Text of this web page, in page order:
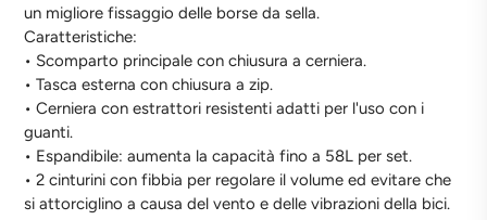
un migliore fissaggio delle borse da sella.
Caratteristiche:
• Scomparto principale con chiusura a cerniera.
• Tasca esterna con chiusura a zip.
• Cerniera con estrattori resistenti adatti per l'uso con i
guanti.
• Espandibile: aumenta la capacità fino a 58L per set.
• 2 cinturini con fibbia per regolare il volume ed evitare che
si attorciglino a causa del vento e delle vibrazioni della bici.